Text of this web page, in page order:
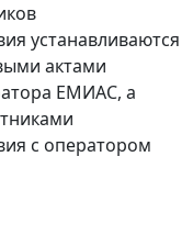
устанавливаются
актами
ЕМИАС, а
с оператором